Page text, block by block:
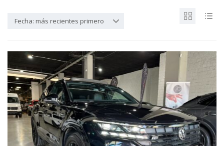
Fecha: más recientes primero